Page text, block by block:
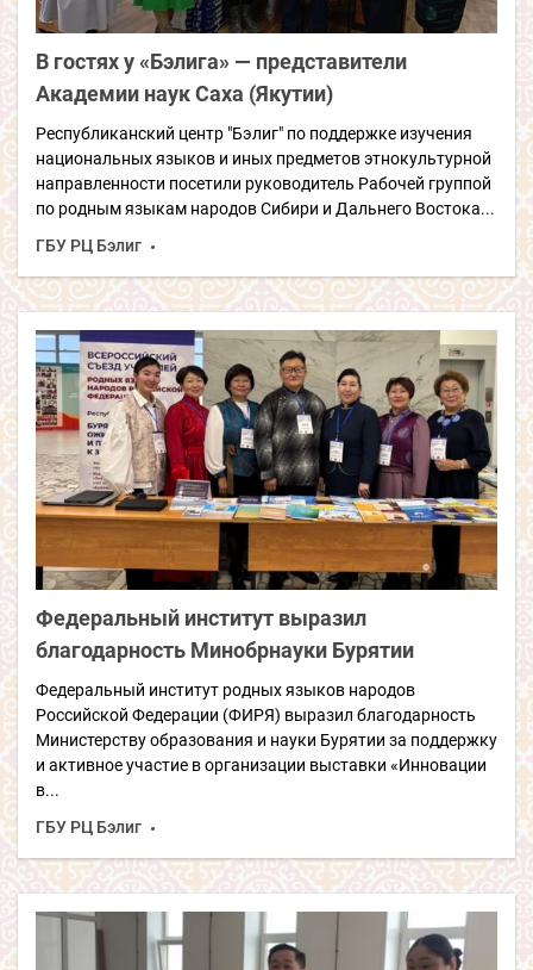
В гостях у «Бэлига» — представители
Академии наук Саха (Якутии)
Республиканский центр "Бэлиг" по поддержке изучения
национальных языков и иных предметов этнокультурной
направленности посетили руководитель Рабочей группой
по родным языкам народов Сибири и Дальнего Востока...
ГБУ РЦ Бэлиг
Федеральный институт выразил
благодарность Минобрнауки Бурятии
Федеральный институт родных языков народов
Российской Федерации (ФИРЯ) выразил благодарность
Министерству образования и науки Бурятии за поддержку
и активное участие в организации выставки «Инновации
в...
ГБУ РЦ Бэлиг